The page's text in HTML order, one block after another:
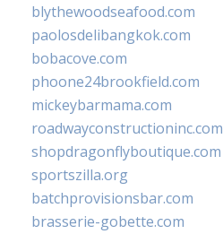
blythewoodseafood.com
paolosdelibangkok.com
bobacove.com
phoone24brookfield.com
mickeybarmama.com
roadwayconstructioninc.com
shopdragonflyboutique.com
sportszilla.org
batchprovisionsbar.com
brasserie-gobette.com